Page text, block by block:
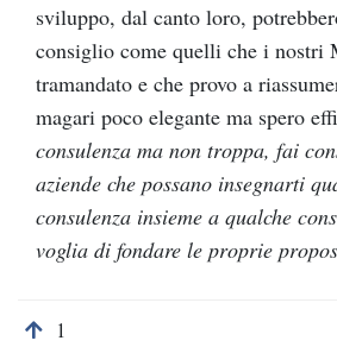
sviluppo, dal canto loro,
consiglio come quelli che i nostri
tramandato e che provo a
magari poco elegante ma spero
consulenza ma non troppa, fai
aziende che possano insegnarti
consulenza insieme a qualche
voglia di fondare le proprie
Torna alla nota numero 1
1